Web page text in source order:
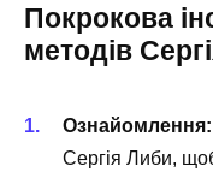
Покрокова
методів
Ознайомлення:
Сергія Либи,